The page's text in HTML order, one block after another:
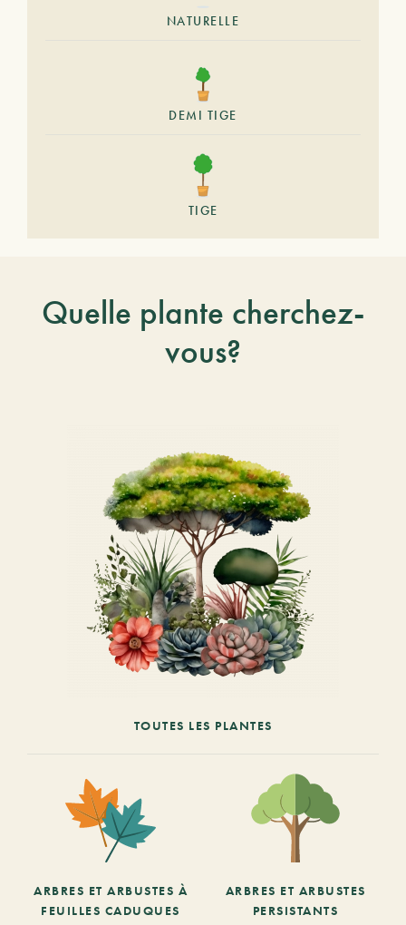
NATURELLE
DEMI TIGE
TIGE
Quelle plante cherchez-
vous?
TOUTES LES PLANTES
ARBRES ET ARBUSTES À
FEUILLES CADUQUES
ARBRES ET ARBUSTES
PERSISTANTS